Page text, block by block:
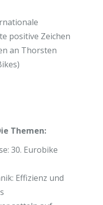
positive Zeichen
an Thorsten
Themen:
30. Eurobike
Effizienz und